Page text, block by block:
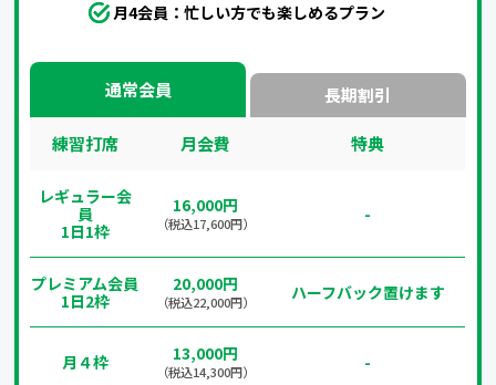
月4会員：忙しい方でも楽しめるプラン
通常会員 長期割引
練習打席 月会費 特典
レギュラー会
員
1日1枠
16,000円
（税込17,600円） -
プレミアム会員
1日2枠
20,000円
（税込22,000円） ハーフバック置けます
月４枠 13,000円
（税込14,300円） -